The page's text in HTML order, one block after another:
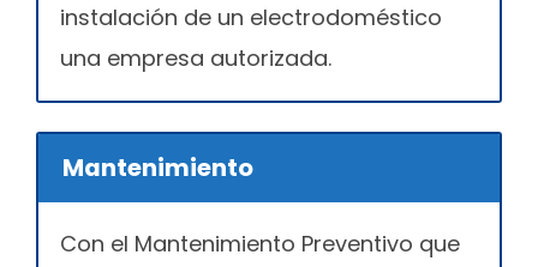
instalación de un electrodoméstico
una empresa autorizada.
Mantenimiento
Con el Mantenimiento Preventivo que